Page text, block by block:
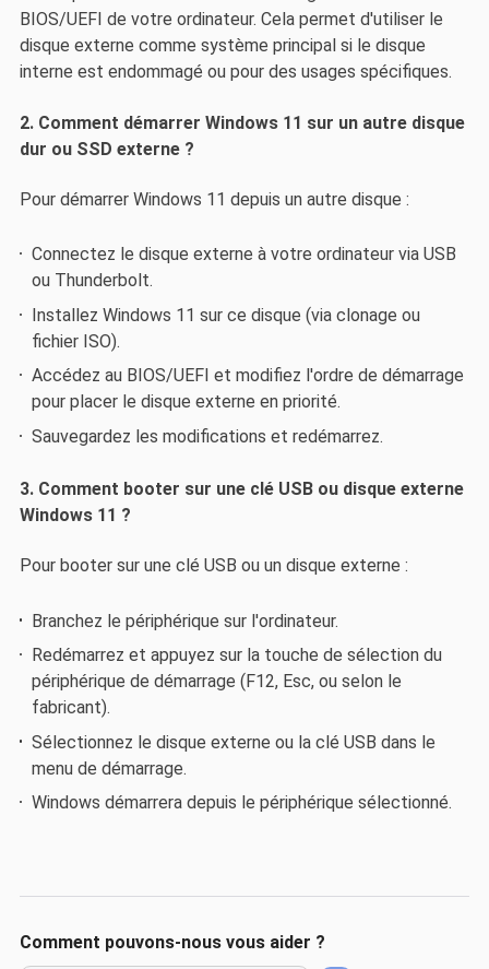
BIOS/UEFI de votre ordinateur. Cela permet d'utiliser le
disque externe comme système principal si le disque
interne est endommagé ou pour des usages spécifiques.
2. Comment démarrer Windows 11 sur un autre disque
dur ou SSD externe ?
Pour démarrer Windows 11 depuis un autre disque :
Connectez le disque externe à votre ordinateur via USB
ou Thunderbolt.
Installez Windows 11 sur ce disque (via clonage ou
fichier ISO).
Accédez au BIOS/UEFI et modifiez l'ordre de démarrage
pour placer le disque externe en priorité.
Sauvegardez les modifications et redémarrez.
3. Comment booter sur une clé USB ou disque externe
Windows 11 ?
Pour booter sur une clé USB ou un disque externe :
Branchez le périphérique sur l'ordinateur.
Redémarrez et appuyez sur la touche de sélection du
périphérique de démarrage (F12, Esc, ou selon le
fabricant).
Sélectionnez le disque externe ou la clé USB dans le
menu de démarrage.
Windows démarrera depuis le périphérique sélectionné.
Comment pouvons-nous vous aider ?